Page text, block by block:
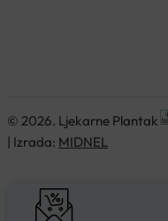
© 2026. Ljekarne Plantak
| Izrada: MIDNEL